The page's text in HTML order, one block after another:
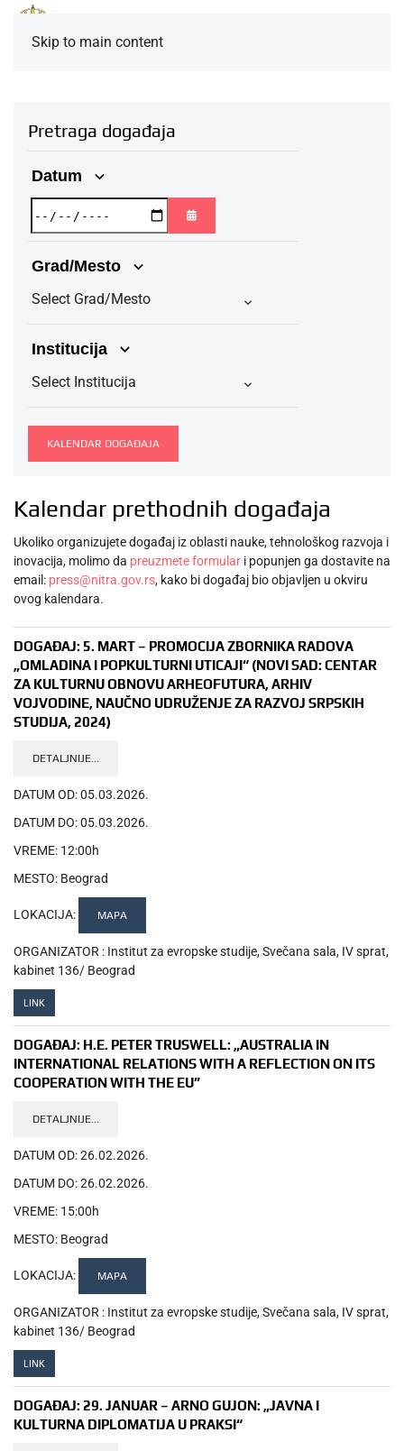
Skip to main content
Pretraga događaja
Datum
Grad/Mesto
Select Grad/Mesto
Institucija
Select Institucija
KALENDAR DOGAĐAJA
Kalendar prethodnih događaja
Ukoliko organizujete događaj iz oblasti nauke, tehnološkog razvoja i
inovacija, molimo da preuzmete formular i popunjen ga dostavite na
email: press@nitra.gov.rs, kako bi događaj bio objavljen u okviru
ovog kalendara.
DOGAĐAJ: 5. MART – PROMOCIJA ZBORNIKA RADOVA
„OMLADINA I POPKULTURNI UTICAJI“ (NOVI SAD: CENTAR
ZA KULTURNU OBNOVU ARHEOFUTURA, ARHIV
VOJVODINE, NAUČNO UDRUŽENJE ZA RAZVOJ SRPSKIH
STUDIJA, 2024)
DETALJNIJE...
DATUM OD:05.03.2026.
DATUM DO:05.03.2026.
VREME: 12:00h
MESTO: Beograd
LOKACIJA: MAPA
ORGANIZATOR : Institut za evropske studije, Svečana sala, IV sprat,
kabinet 136/ Beograd
LINK
DOGAĐAJ: H.E. PETER TRUSWELL: „AUSTRALIA IN
INTERNATIONAL RELATIONS WITH A REFLECTION ON ITS
COOPERATION WITH THE EU”
DETALJNIJE...
DATUM OD:26.02.2026.
DATUM DO:26.02.2026.
VREME: 15:00h
MESTO: Beograd
LOKACIJA: MAPA
ORGANIZATOR : Institut za evropske studije, Svečana sala, IV sprat,
kabinet 136/ Beograd
LINK
DOGAĐAJ:29. JANUAR – ARNO GUJON: „JAVNA I
KULTURNA DIPLOMATIJA U PRAKSI“